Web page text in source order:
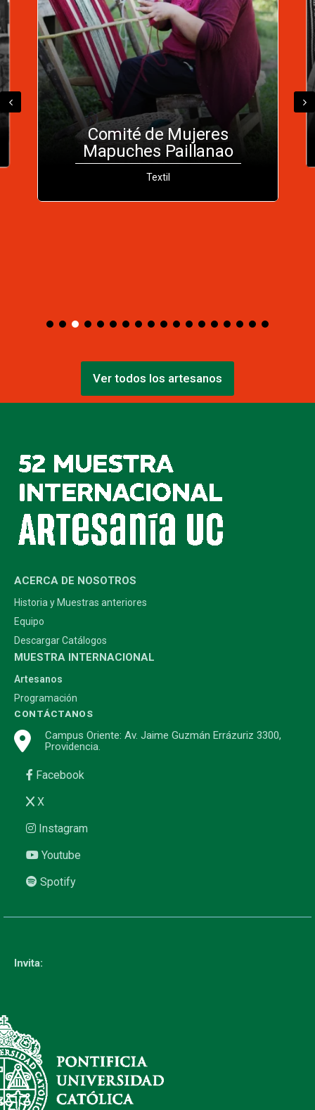
Comité de Mujeres
Mapuches Paillanao
Textil
Ver todos los artesanos
ACERCA DE NOSOTROS
Historia y Muestras anteriores
Equipo
Descargar Catálogos
MUESTRA INTERNACIONAL
Artesanos
Programación
CONTÁCTANOS
Campus Oriente: Av. Jaime Guzmán Errázuriz 3300,
Providencia.
Facebook
X
Instagram
Youtube
Spotify
Invita: